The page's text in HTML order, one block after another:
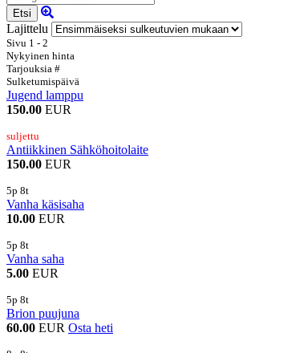
Etsi
Lajittelu
Sivu 1 - 2
Nykyinen hinta
Tarjouksia #
Sulketumispäivä
Jugend lamppu
150.00 EUR
suljettu
Antiikkinen Sähköhoitolaite
150.00 EUR
5p 8t
Vanha käsisaha
10.00 EUR
5p 8t
Vanha saha
5.00 EUR
5p 8t
Brion puujuna
60.00 EUR Osta heti